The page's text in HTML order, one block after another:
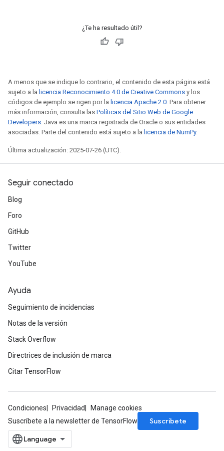
¿Te ha resultado útil?
A menos que se indique lo contrario, el contenido de esta página está
sujeto a la licencia Reconocimiento 4.0 de Creative Commons y los
códigos de ejemplo se rigen por la licencia Apache 2.0. Para obtener
más información, consulta las Políticas del Sitio Web de Google
Developers. Java es una marca registrada de Oracle o sus entidades
asociadas. Parte del contenido está sujeto a la licencia de NumPy.
Última actualización: 2025-07-26 (UTC).
Seguir conectado
Blog
Foro
GitHub
Twitter
YouTube
Ayuda
Seguimiento de incidencias
Notas de la versión
Stack Overflow
Directrices de inclusión de marca
Citar TensorFlow
Condiciones Privacidad
Manage cookies
Suscríbete a la newsletter de TensorFlow
Suscríbete